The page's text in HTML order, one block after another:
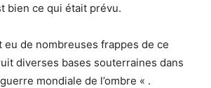
bien ce qui était prévu.
eu de nombreuses frappes de ce
diverses bases souterraines dans
mondiale de l’ombre « .